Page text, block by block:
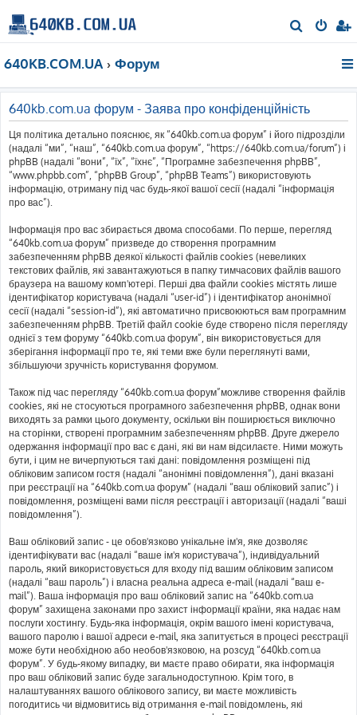
о
640KB.COM.UA Форум
640kb.com.ua форум - Заява про конфіденційність
Ця політика детально пояснює, як “640kb.com.ua форум” і його підрозділи
(надалі “ми”, “наш”, “640kb.com.ua форум”, “https://640kb.com.ua/forum”) і
phpBB (надалі “вони”, “їх”, “їхнє”, “Програмне забезпечення phpBB”,
“www.phpbb.com”, “phpBB Group”, “phpBB Teams”) використовують
інформацію, отриману під час будь-якої вашої сесії (надалі “інформація
про вас”).
Інформація про вас збирається двома способами. По перше, перегляд
“640kb.com.ua форум” призведе до створення програмним
забезпеченням phpBB деякої кількості файлів cookies (невеликих
текстових файлів, які завантажуються в папку тимчасових файлів вашого
браузера на вашому комп'ютері. Перші два файли cookies містять лише
ідентифікатор користувача (надалі “user-id”) і ідентифікатор анонімної
сесії (надалі “session-id”), які автоматично присвоюються вам програмним
забезпеченням phpBB. Третій файл cookie буде створено після перегляду
однієї з тем форуму “640kb.com.ua форум”, він використовується для
зберігання інформації про те, які теми вже були переглянуті вами,
збільшуючи зручність користування форумом.
Також під час перегляду “640kb.com.ua форум”можливе створення файлів
cookies, які не стосуються програмного забезпечення phpBB, однак вони
виходять за рамки цього документу, оскільки він поширюється виключно
на сторінки, створені програмним забезпеченням phpBB. Друге джерело
одержання інформації про вас є дані, які ви нам відсилаєте. Ними можуть
бути, і цим не вичерпуються такі дані: повідомлення розміщені під
обліковим записом гостя (надалі “анонімні повідомлення”), дані вказані
при реєстрації на “640kb.com.ua форум” (надалі “ваш обліковий запис”) і
повідомлення, розміщені вами після реєстрації і авторизації (надалі “ваші
повідомлення”).
Ваш обліковий запис - це обов'язково унікальне ім'я, яке дозволяє
ідентифікувати вас (надалі “ваше ім'я користувача”), індивідуальний
пароль, який використовується для входу під вашим обліковим записом
(надалі “ваш пароль”) і власна реальна адреса e-mail (надалі “ваш e-
mail”). Ваша інформація про ваш обліковий запис на “640kb.com.ua
форум” захищена законами про захист інформації країни, яка надає нам
послуги хостингу. Будь-яка інформація, окрім вашого імені користувача,
вашого паролю і вашої адреси e-mail, яка запитується в процесі реєстрації
може бути необхідною або необов'язковою, на розсуд “640kb.com.ua
форум”. У будь-якому випадку, ви маєте право обирати, яка інформація
про ваш обліковий запис буде загальнодоступною. Крім того, в
налаштуваннях вашого облікового запису, ви маєте можливість
погодитись чи відмовитись від отримання e-mail повідомлень, які